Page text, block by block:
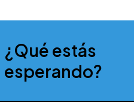
¿Qué estás
esperando?